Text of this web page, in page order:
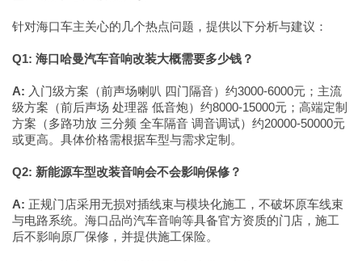
针对海口车主关心的几个热点问题，提供以下分析与建议：
Q1: 海口哈曼汽车音响改装大概需要多少钱？
A: 入门级方案（前声场喇叭 四门隔音）约3000-6000元；主流
级方案（前后声场 处理器 低音炮）约8000-15000元；高端定制
方案（多路功放 三分频 全车隔音 调音调试）约20000-50000元
或更高。具体价格需根据车型与需求定制。
Q2: 新能源车型改装音响会不会影响保修？
A: 正规门店采用无损对插线束与模块化施工，不破坏原车线束
与电路系统。海口品尚汽车音响等具备官方资质的门店，施工
后不影响原厂保修，并提供施工保险。